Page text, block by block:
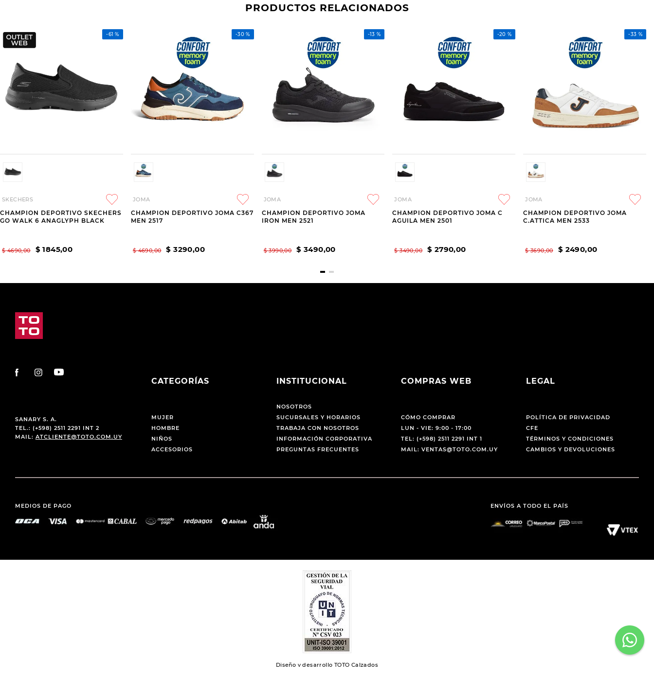
PRODUCTOS RELACIONADOS
-61 %
SKECHERS
CHAMPION DEPORTIVO SKECHERS
GO WALK 6 ANAGLYPH BLACK
$ 4690,00 $ 1845,00
-30 %
JOMA
CHAMPION DEPORTIVO JOMA C367
MEN 2517
$ 4690,00 $ 3290,00
-13 %
JOMA
CHAMPION DEPORTIVO JOMA
IRON MEN 2521
$ 3990,00 $ 3490,00
-20 %
JOMA
CHAMPION DEPORTIVO JOMA C
AGUILA MEN 2501
$ 3490,00 $ 2790,00
-33 %
JOMA
CHAMPION DEPORTIVO JOMA
C.ATTICA MEN 2533
$ 3690,00 $ 2490,00
SANARY S. A.
TEL.: (+598) 2511 2291 INT 2
MAIL: ATCLIENTE@TOTO.COM.UY
CATEGORÍAS
MUJER
HOMBRE
NIÑOS
ACCESORIOS
INSTITUCIONAL
NOSOTROS
SUCURSALES Y HORARIOS
TRABAJA CON NOSOTROS
INFORMACIÓN CORPORATIVA
PREGUNTAS FRECUENTES
COMPRAS WEB
CÓMO COMPRAR
LUN - VIE: 9:00 - 17:00
TEL: (+598) 2511 2291 INT 1
MAIL: VENTAS@TOTO.COM.UY
LEGAL
POLÍTICA DE PRIVACIDAD
CFE
TÉRMINOS Y CONDICIONES
CAMBIOS Y DEVOLUCIONES
MEDIOS DE PAGO ENVÍOS A TODO EL PAÍS
Diseño y desarrollo TOTO Calzados